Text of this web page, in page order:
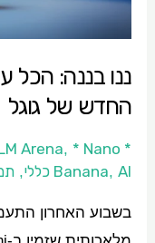
ננו בננה: הכל
החדש של גוגל
* Gemini
Arena, * Nano
Banana, AI כללי ,
בשבוע האחרון
התמונות
של
גוגל